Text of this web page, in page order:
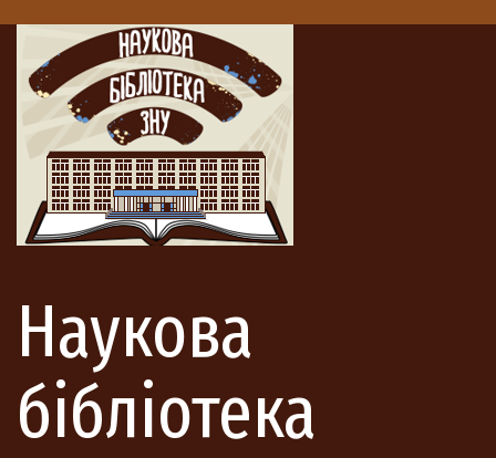
Наукова
бібліотека